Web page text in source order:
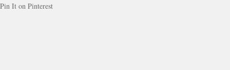
Pin It on Pinterest